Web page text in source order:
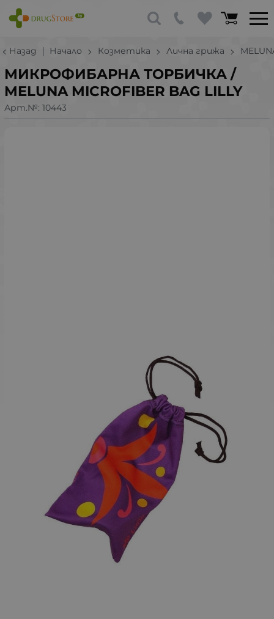
Назад Начало Козметика Лична грижа
МИКРОФИБАРНА ТОРБИЧКА /
MELUNA MICROFIBER BAG LILLY
Арт.№: 10443